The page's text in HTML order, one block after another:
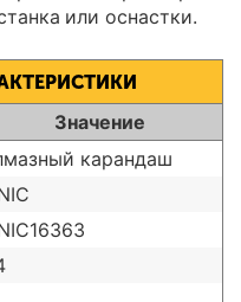
или оснастки.
Значение
карандаш